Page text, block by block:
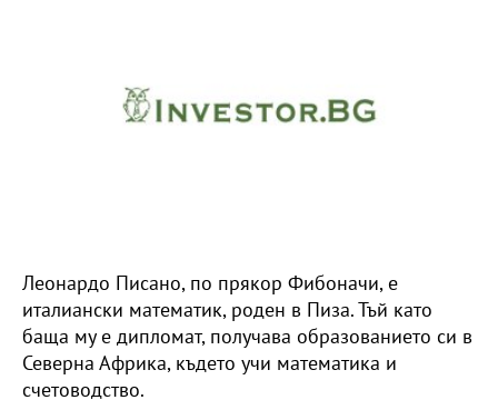
Леонардо Писано, по прякор Фибоначи, е
италиански математик, роден в Пиза. Тъй като
баща му е дипломат, получава образованието си в
Северна Африка, където учи математика и
счетоводство.